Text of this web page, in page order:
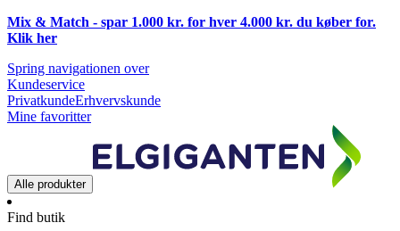
Mix & Match - spar 1.000 kr. for hver 4.000 kr. du køber for.
Klik her
Spring navigationen over
Kundeservice
PrivatkundeErhvervskunde
Mine favoritter
Alle produkter
Find butik